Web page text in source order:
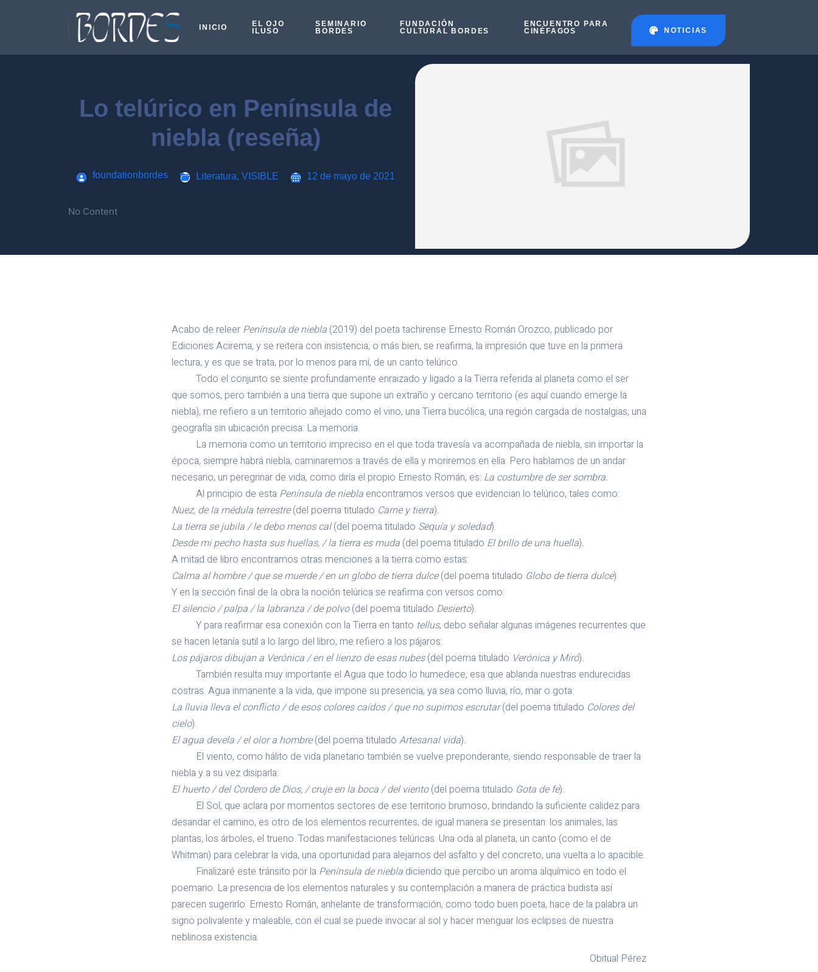
INICIO
EL OJO
ILUSO
SEMINARIO
BORDES
FUNDACIÓN
CULTURAL BORDES
ENCUENTRO PARA
CINÉFAGOS
NOTICIAS
Lo telúrico en Península de
niebla (reseña)
foundationbordes Literatura, VISIBLE 12 de mayo de 2021
No Content
Acabo de releer Península de niebla (2019) del poeta tachirense Ernesto Román Orozco, publicado por
Ediciones Acirema, y se reitera con insistencia, o más bien, se reafirma, la impresión que tuve en la primera
lectura, y es que se trata, por lo menos para mí, de un canto telúrico.
Todo el conjunto se siente profundamente enraizado y ligado a la Tierra referida al planeta como el ser
que somos, pero también a una tierra que supone un extraño y cercano territorio (es aquí cuando emerge la
niebla), me refiero a un territorio añejado como el vino, una Tierra bucólica, una región cargada de nostalgias, una
geografía sin ubicación precisa: La memoria.
La memoria como un territorio impreciso en el que toda travesía va acompañada de niebla, sin importar la
época, siempre habrá niebla, caminaremos a través de ella y moriremos en ella. Pero hablamos de un andar
necesario, un peregrinar de vida, como diría el propio Ernesto Román, es: La costumbre de ser sombra.
Al principio de esta Península de niebla encontramos versos que evidencian lo telúrico, tales como:
Nuez, de la médula terrestre(del poema titulado Carne y tierra).
La tierra se jubila / le debo menos cal(del poema titulado Sequía y soledad).
Desde mi pecho hasta sus huellas, / la tierra es muda (del poema titulado El brillo de una huella).
A mitad de libro encontramos otras menciones a la tierra como estas:
Calma al hombre / que se muerde / en un globo de tierra dulce(del poema titulado Globo de tierra dulce).
Y en la sección final de la obra la noción telúrica se reafirma con versos como:
El silencio / palpa / la labranza / de polvo(del poema titulado Desierto).
Y para reafirmar esa conexión con la Tierra en tanto tellus, debo señalar algunas imágenes recurrentes que
se hacen letanía sutil a lo largo del libro, me refiero a los pájaros:
Los pájaros dibujan a Verónica / en el lienzo de esas nubes(del poema titulado Verónica y Miró).
También resulta muy importante el Agua que todo lo humedece, esa que ablanda nuestras endurecidas
costras. Agua inmanente a la vida, que impone su presencia, ya sea como lluvia, río, mar o gota:
La lluvia lleva el conflicto / de esos colores caídos / que no supimos escrutar(del poema titulado Colores del
cielo).
El agua devela / el olor a hombre(del poema titulado Artesanal vida).
El viento, como hálito de vida planetario también se vuelve preponderante, siendo responsable de traer la
niebla y a su vez disiparla:
El huerto / del Cordero de Dios, / cruje en la boca / del viento(del poema titulado Gota de fe).
El Sol, que aclara por momentos sectores de ese territorio brumoso, brindando la suficiente calidez para
desandar el camino, es otro de los elementos recurrentes, de igual manera se presentan: los animales, las
plantas, los árboles, el trueno. Todas manifestaciones telúricas. Una oda al planeta, un canto (como el de
Whitman) para celebrar la vida, una oportunidad para alejarnos del asfalto y del concreto, una vuelta a lo apacible.
Finalizaré este tránsito por la Península de niebla diciendo que percibo un aroma alquímico en todo el
poemario. La presencia de los elementos naturales y su contemplación a manera de práctica budista así
parecen sugerirlo. Ernesto Román, anhelante de transformación, como todo buen poeta, hace de la palabra un
signo polivalente y maleable, con el cual se puede invocar al sol y hacer menguar los eclipses de nuestra
neblinosa existencia.
Obitual Pérez